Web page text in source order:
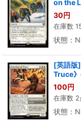
on the
30円
在庫数
状態：
[英語版
Truce
100円
在庫数 2
状態：